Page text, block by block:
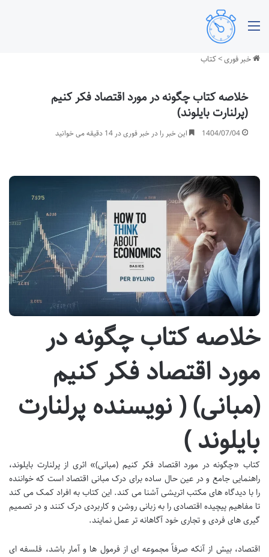
خبر فوری>کتاب
خلاصه کتاب چگونه در مورد اقتصاد فکر کنیم
(پرلنارت بایلوند)
1404/07/04 این خبر را در خبر فوری در 14 دقیقه می خوانید
خلاصه کتاب چگونه در
مورد اقتصاد فکر کنیم
(مبانی) ( نویسنده پرلنارت
بایلوند )
کتاب «چگونه در مورد اقتصاد فکر کنیم (مبانی)» اثری از پرلنارت بایلوند،
راهنمایی جامع و در عین حال ساده برای درک مبانی اقتصاد است که خواننده
را با دیدگاه های مکتب اتریشی آشنا می کند. این کتاب به افراد کمک می کند
تا مفاهیم پیچیده اقتصادی را به زبانی روشن و کاربردی درک کنند و در تصمیم
گیری های فردی و تجاری خود آگاهانه تر عمل نمایند.
اقتصاد، بیش از آنکه صرفاً مجموعه ای از فرمول ها و آمار باشد، فلسفه ای